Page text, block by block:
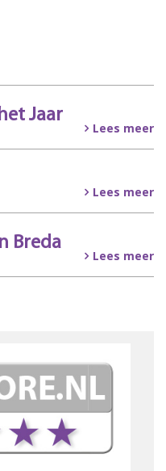
Jaar
Lees meer
Lees meer
Breda
Lees meer